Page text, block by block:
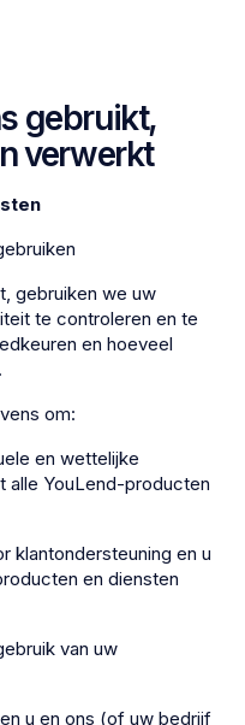
gebruikt,
verwerkt
gebruiken we uw
te controleren en te
en hoeveel
om:
en wettelijke
alle YouLend-producten
klantondersteuning en u
en diensten
van uw
u en ons (of uw bedrijf